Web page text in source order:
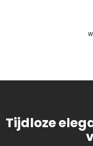
Tijdloze